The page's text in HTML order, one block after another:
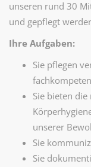
unseren rund 30
und gepflegt
Ihre Aufgaben:
Sie pflegen
Sie bieten
unserer
Sie
Sie